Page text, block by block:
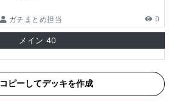
ガチまとめ担当 0
メイン 40
コピーしてデッキを作成